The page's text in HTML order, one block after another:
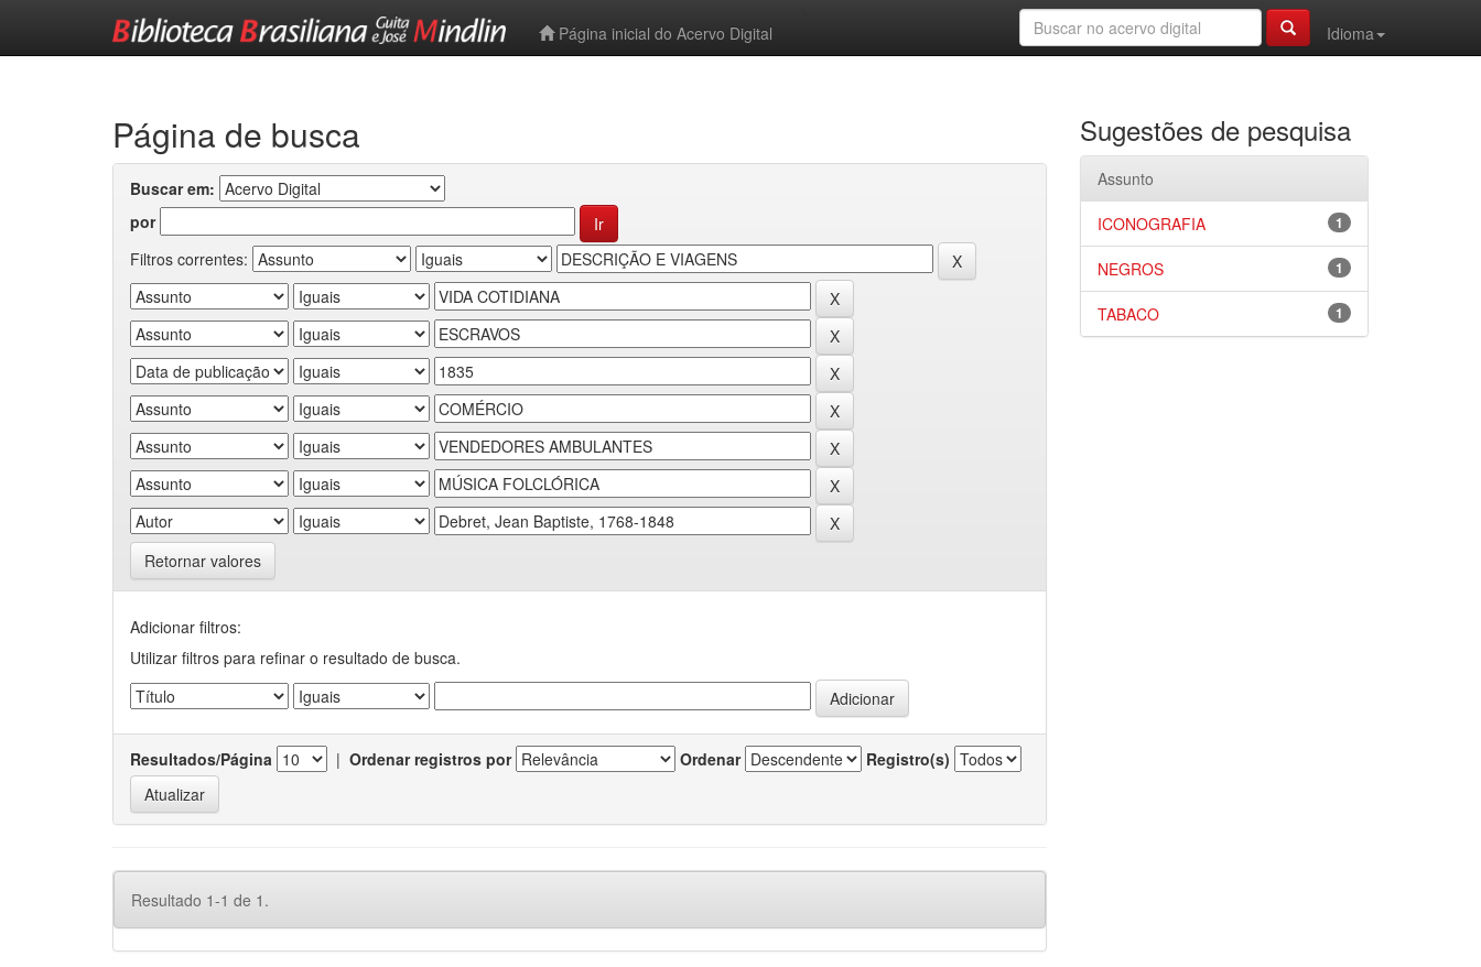
Página inicial do Acervo Digital
Idioma
Página de busca
Buscar em:
por
Filtros correntes:
Retornar valores
Adicionar filtros:
Utilizar filtros para refinar o resultado de busca.
Resultados/Página | Ordenar registros por Ordenar Registro(s)
Resultado 1-1 de 1.
Sugestões de pesquisa
Assunto
1
ICONOGRAFIA
1
NEGROS
1
TABACO